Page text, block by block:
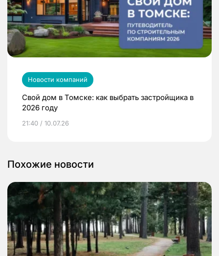
Новости компаний
Свой дом в Томске: как выбрать застройщика в
2026 году
21:40 / 10.07.26
Похожие новости